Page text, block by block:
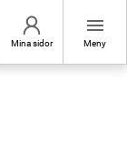
Mina sidor
menu
Meny